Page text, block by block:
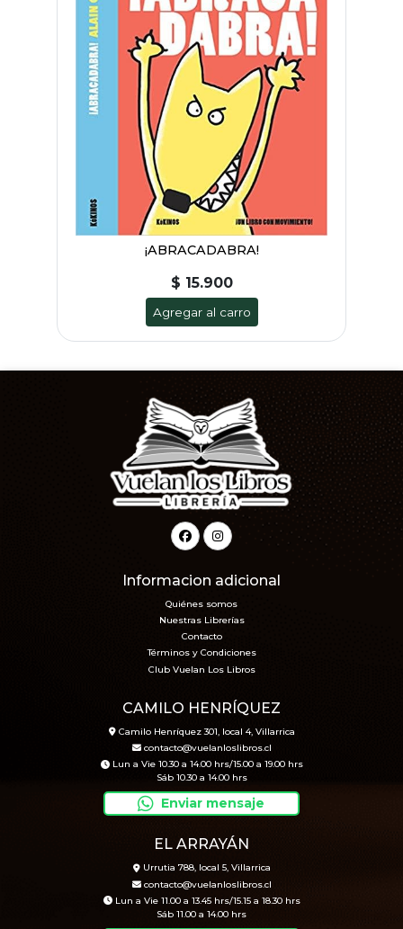
¡ABRACADABRA!
$ 15.900
Agregar al carro
Informacion adicional
Quiénes somos
Nuestras Librerías
Contacto
Términos y Condiciones
Club Vuelan Los Libros
CAMILO HENRÍQUEZ
Camilo Henríquez 301, local 4, Villarrica
contacto@vuelanloslibros.cl
Lun a Vie 10.30 a 14.00 hrs/15.00 a 19.00 hrs
Sáb 10.30 a 14.00 hrs
Enviar mensaje
EL ARRAYÁN
Urrutia 788, local 5, Villarrica
contacto@vuelanloslibros.cl
Lun a Vie 11.00 a 13.45 hrs/15.15 a 18.30 hrs
Sáb 11.00 a 14.00 hrs